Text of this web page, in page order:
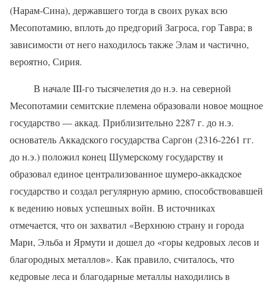
(Нарам-Сина), державшего тогда в своих руках всю
Месопотамию, вплоть до предгорий Загроса, гор Тавра; в
зависимости от него находилось также Элам и частично,
вероятно, Сирия.
В началеIII-го тысячелетия до н.э. на северной
Месопотамии семитские племена образовали новое мощное
государство — аккад. Приблизительно 2287 г. до н.э.
основатель Аккадского государства Саргон (2316-2261 гг.
до н.э.) положил конец Шумерскому государству и
образовал единое централизованное шумеро-аккадское
государство и создал регулярную армию, способствовавшей
к ведению новых успешных войн. В источниках
отмечается, что он захватил «Верхнюю страну и города
Мари, Эльба и Ярмути и дошел до «горы кедровых лесов и
благородных металлов». Как правило, считалось, что
кедровые леса и благодарные металлы находились в